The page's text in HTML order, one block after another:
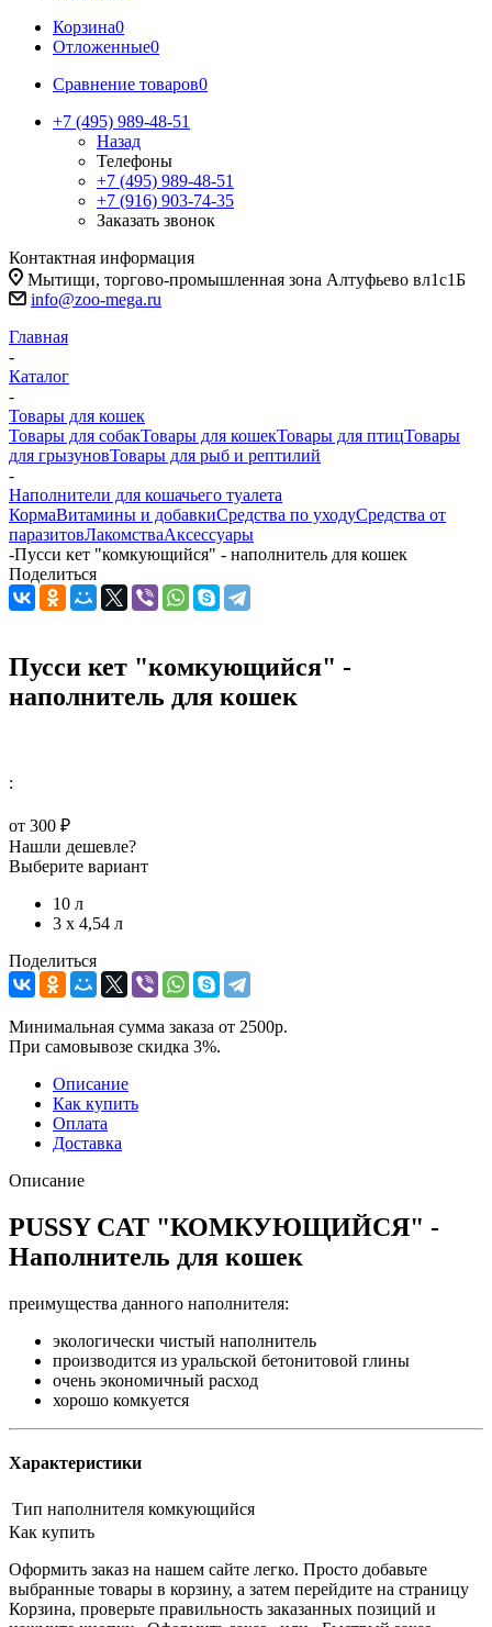
Корзина0
Отложенные0
Сравнение товаров0
+7 (495) 989-48-51
Назад
Телефоны
+7 (495) 989-48-51
+7 (916) 903-74-35
Заказать звонок
Контактная информация
Мытищи, торгово-промышленная зона Алтуфьево вл1с1Б
info@zoo-mega.ru
Главная
-
Каталог
-
Товары для кошек
Товары для собакТовары для кошекТовары для птицТовары
для грызуновТовары для рыб и рептилий
-
Наполнители для кошачьего туалета
КормаВитамины и добавкиСредства по уходуСредства от
паразитовЛакомстваАксессуары
-Пусси кет "комкующийся" - наполнитель для кошек
Поделиться
Пусси кет "комкующийся" -
наполнитель для кошек
:
от 300 ₽
Нашли дешевле?
Выберите вариант
10 л
3 х 4,54 л
Поделиться
Минимальная сумма заказа от 2500р.
При самовывозе скидка 3%.
Описание
Как купить
Оплата
Доставка
Описание
PUSSY CAT "КОМКУЮЩИЙСЯ" -
Наполнитель для кошек
преимущества данного наполнителя:
экологически чистый наполнитель
производится из уральской бетонитовой глины
очень экономичный расход
хорошо комкуется
Характеристики
Тип наполнителя комкующийся
Как купить
Оформить заказ на нашем сайте легко. Просто добавьте
выбранные товары в корзину, а затем перейдите на страницу
Корзина, проверьте правильность заказанных позиций и